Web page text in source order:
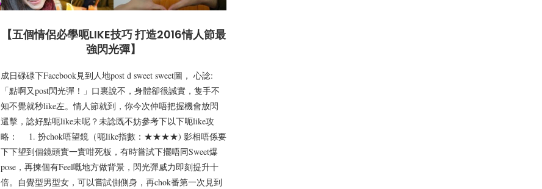
【五個情侶必學呃LIKE技巧 打造2016情人節最
強閃光彈】
成日碌碌下Facebook見到人地post d sweet sweet圖， 心諗:
「點啊又post閃光彈！」口裏說不，身體卻很誠實，隻手不
知不覺就秒like左。情人節就到，你今次仲唔把握機會放閃
還擊，諗好點呃like未呢？未諗既不妨參考下以下呃like攻
略： 1. 扮chok唔望鏡（呃like指數：★★★★) 影相唔係要
下下望到個鏡頭實一實咁死板，有時嘗試下擺唔同Sweet爆
pose，再揀個有Feel嘅地方做背景，閃光彈威力即刻提升十
倍。自覺型男型女，可以嘗試側側身，再chok番第一次見到